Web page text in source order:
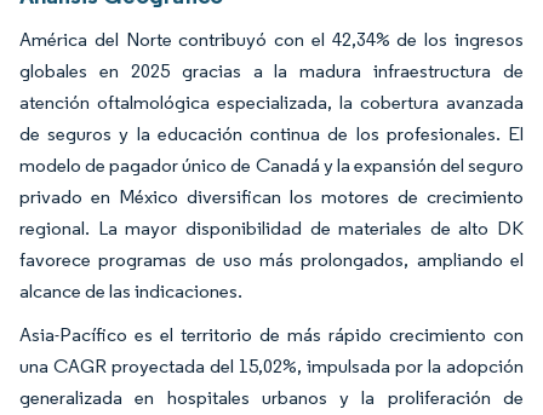
América del Norte contribuyó con el 42,34% de los ingresos
globales en 2025 gracias a la madura infraestructura de
atención oftalmológica especializada, la cobertura avanzada
de seguros y la educación continua de los profesionales. El
modelo de pagador único de Canadá y la expansión del seguro
privado en México diversifican los motores de crecimiento
regional. La mayor disponibilidad de materiales de alto DK
favorece programas de uso más prolongados, ampliando el
alcance de las indicaciones.
Asia-Pacífico es el territorio de más rápido crecimiento con
una CAGR proyectada del 15,02%, impulsada por la adopción
generalizada en hospitales urbanos y la proliferación de